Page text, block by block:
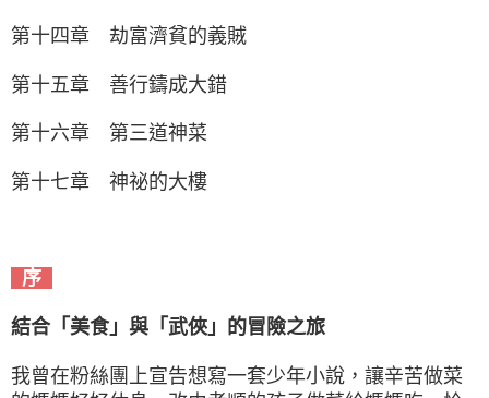
第十四章 劫富濟貧的義賊
第十五章 善行鑄成大錯
第十六章 第三道神菜
第十七章 神祕的大樓
序
結合「美食」與「武俠」的冒險之旅
我曾在粉絲團上宣告想寫一套少年小說，讓辛苦做菜